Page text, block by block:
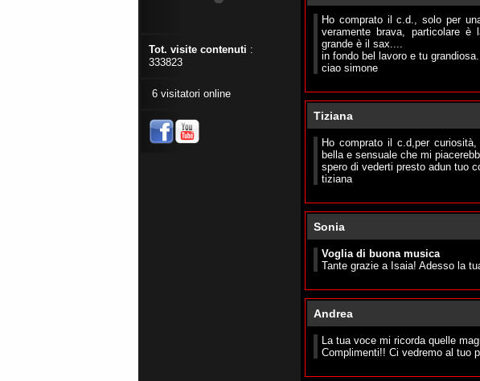
Tot. visite contenuti :
333823
6 visitatori online
Ho comprato il c.d., solo per
veramente brava, particolare è
grande è il sax....
in fondo bel lavoro e tu grandiosa.
ciao simone
Tiziana
Ho comprato il c.d,per
bella e sensuale che mi
spero di vederti presto adun tuo
tiziana
Sonia
Voglia di buona musica
Tante grazie a Isaia! Adesso la
Andrea
La tua voce mi ricorda quelle
Complimenti!! Ci vedremo al tuo